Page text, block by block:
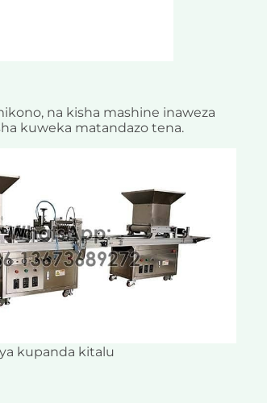
na kisha mashine inaweza
kuweka matandazo tena.
kupanda kitalu